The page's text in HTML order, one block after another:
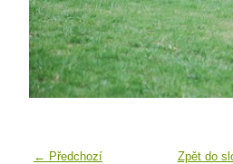
← Předchozí Zpět do